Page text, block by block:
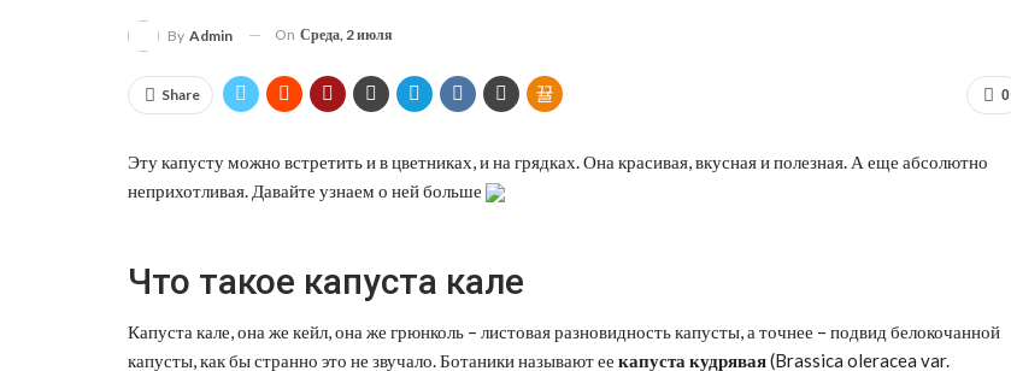
By Admin On Среда, 2 июля
0
Share
Эту капусту можно встретить и в цветниках, и на грядках. Она красивая, вкусная и полезная. А еще абсолютно
неприхотливая. Давайте узнаем о ней больше
Что такое капуста кале
Капуста кале, она же кейл, она же грюнколь – листовая разновидность капусты, а точнее – подвид белокочанной
капусты, как бы странно это не звучало. Ботаники называют ее капуста кудрявая(Brassica oleracea var.